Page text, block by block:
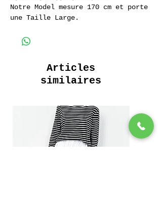
Notre Model mesure 170 cm et porte
une Taille Large.
Ceinture Elastiquée
90 % Coton 10 % Polyester
275 Grammes.
Aged Baggy Jogging Baggy
Elasticated Belt
Ultra Soft
Articles
similaires